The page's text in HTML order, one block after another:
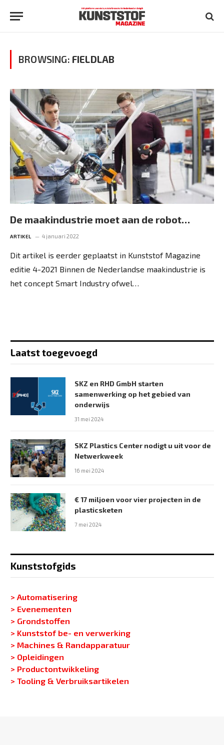
BROWSING: FIELDLAB
De maakindustrie moet aan de robot…
ARTIKEL 4 januari 2022
Dit artikel is eerder geplaatst in Kunststof Magazine
editie 4-2021 Binnen de Nederlandse maakindustrie is
het concept Smart Industry ofwel…
Laatst toegevoegd
SKZ en RHD GmbH starten
samenwerking op het gebied van
onderwijs
31 mei 2024
SKZ Plastics Center nodigt u uit voor de
Netwerkweek
16 mei 2024
€ 17 miljoen voor vier projecten in de
plasticsketen
7 mei 2024
Kunststofgids
> Automatisering
> Evenementen
> Grondstoffen
> Kunststof be- en verwerking
> Machines & Randapparatuur
> Opleidingen
> Productontwikkeling
> Tooling & Verbruiksartikelen